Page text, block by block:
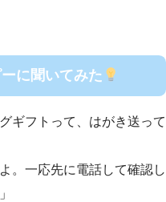
に聞いてみた
ギフトって、はがき送って
。一応先に電話して確認し